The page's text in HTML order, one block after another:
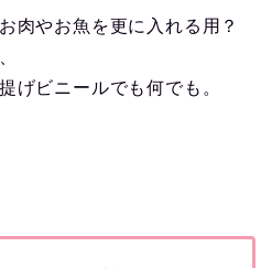
肉やお魚を更に入れる用？
げビニールでも何でも。